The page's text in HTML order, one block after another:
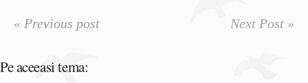
« Previous post Next Post »
Pe aceeasi tema: